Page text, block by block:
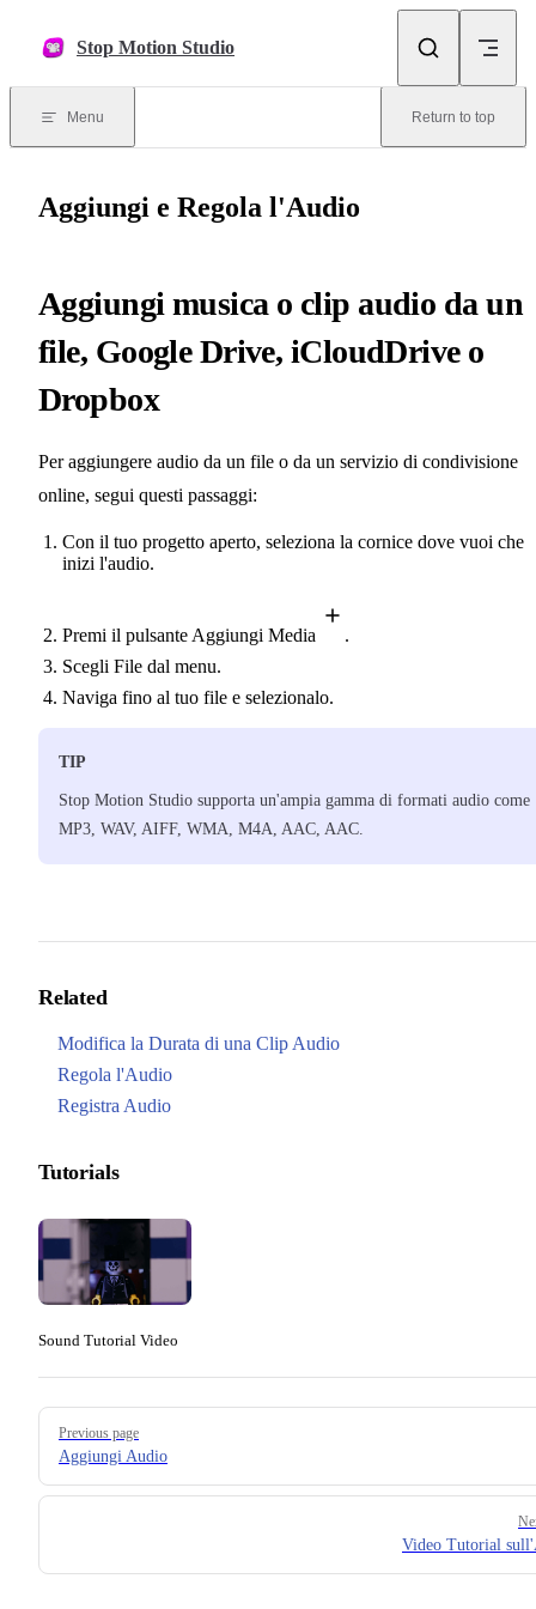
Stop Motion Studio
Menu Return to top
Aggiungi e Regola l'Audio
Aggiungi musica o clip audio da un
file, Google Drive, iCloudDrive o
Dropbox
Per aggiungere audio da un file o da un servizio di condivisione
online, segui questi passaggi:
Con il tuo progetto aperto, seleziona la cornice dove vuoi che
inizi l'audio.
Premi il pulsante Aggiungi Media
.
Scegli File dal menu.
Naviga fino al tuo file e selezionalo.
TIP
Stop Motion Studio supporta un'ampia gamma di formati audio come
MP3, WAV, AIFF, WMA, M4A, AAC, AAC.
Related
Modifica la Durata di una Clip Audio
Regola l'Audio
Registra Audio
Tutorials
Sound Tutorial Video
Pager
Previous page
Aggiungi Audio
Video Tutorial